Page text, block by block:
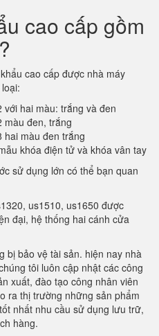
cao cấp gồm
cao cấp được nhà máy
với hai màu: trắng và đen
màu đen, trắng
hai màu đen trắng
khóa điện tử và khóa vân tay
sử dụng lớn có thể bạn quan
us1510, us1650 được
đại, hệ thống hai cánh cửa
bị bảo vệ tài sản. hiện nay nhà
tôi luôn cập nhật các công
xuất, đào tạo công nhân viên
ra thị trường những sản phẩm
nhất nhu cầu sử dụng lưu trữ,
hàng.